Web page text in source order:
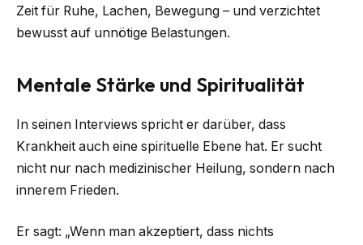
Zeit für Ruhe, Lachen, Bewegung – und verzichtet
bewusst auf unnötige Belastungen.
Mentale Stärke und Spiritualität
In seinen Interviews spricht er darüber, dass
Krankheit auch eine spirituelle Ebene hat. Er sucht
nicht nur nach medizinischer Heilung, sondern nach
innerem Frieden.
Er sagt: „Wenn man akzeptiert, dass nichts